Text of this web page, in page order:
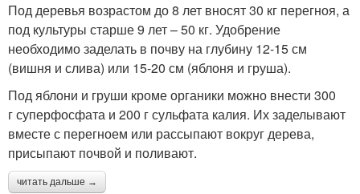
Под деревья возрастом до 8 лет вносят 30 кг перегноя, а
под культуры старше 9 лет – 50 кг. Удобрение
необходимо заделать в почву на глубину 12-15 см
(вишня и слива) или 15-20 см (яблоня и груша).
Под яблони и груши кроме органики можно внести 300
г суперфосфата и 200 г сульфата калия. Их заделывают
вместе с перегноем или рассыпают вокруг дерева,
присыпают почвой и поливают.
читать дальше →